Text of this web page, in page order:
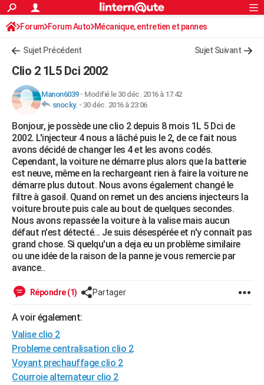
ACTUALITÉS
Politique
Société
Faits Divers
Education
Monde
Villes
+
FINANCE
Retraite
Impôts
Epargne
Immobilier
Risques naturels par ville
Banque
Assurance
Crédit
AUTO
Essais
Réserver un essai
Citadines
Berlines
SUV
Forum auto
+HIGH-TECH
Mobiles
Meilleur smartphone
Internet
Ordinateurs
Jeux vidéo
Guide high-tech
+BRICOLAGE
Forum
Aménagement intérieur
Extérieur
Cuisine
Salle de bains
Jardinage
Rangement
WEEK-END
Guides de France
Escapades
Patrimoine
Expositions
Musées
Week-end nature
LIFESTYLE
Art de vivre
Bien-être
Loisirs
Mode
Modes de vie
SANTE
Alimentation
Guide de la santé
Maladies
Médicaments
Sommeil
VOYAGE
CARTE DE VOEUX
Carte de Noël
Carte Bonne année
Carte Saint-Valentin
Carte Pâques
Carte d'anniversaire
DICTIONNAIRE
Rechercher
S'inscrire
Connexion
Forum Forum Auto Mécanique, entretien et pannes
Sujet Précédent Sujet Suivant
Clio 2 1L5 Dci 2002
Manon6039- Modifié le 30 déc. 2016 à 17:42
snocky. - 30 déc. 2016 à 23:06
Bonjour, je possède une clio 2 depuis 8 mois 1L 5 Dci de
2002. L'injecteur 4 nous a lâché puis le 2, de ce fait nous
avons décidé de changer les 4 et les avons codés.
Cependant, la voiture ne démarre plus alors que la batterie
est neuve, même en la rechargeant rien à faire la voiture ne
démarre plus dutout. Nous avons également changé le
filtre à gasoil. Quand on remet un des anciens injecteurs la
voiture broute puis cale au bout de quelques secondes.
Nous avons repassée la voiture à la valise mais aucun
défaut n'est détecté... Je suis désespérée et n'y connaît pas
grand chose. Si quelqu'un a deja eu un problème similaire
ou une idée de la raison de la panne je vous remercie par
avance..
Répondre (1) Partager
A voir également:
Valise clio 2
Probleme centralisation clio 2
Voyant prechauffage clio 2
Courroie alternateur clio 2